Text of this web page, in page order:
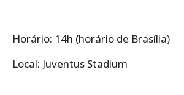
Horário: 14h (horário de Brasília)
Local: Juventus Stadium